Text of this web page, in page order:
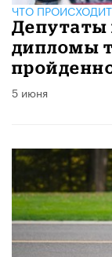
ЧТО
Депутаты
дипломы
5 июня